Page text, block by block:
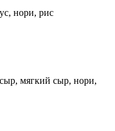
нори, рис
мягкий сыр, нори,